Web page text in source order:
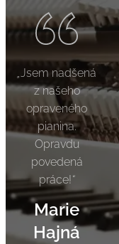
„Jsem nadšená
z našeho
opraveného
pianina.
Opravdu
povedená
práce!“
Marie
Hajná